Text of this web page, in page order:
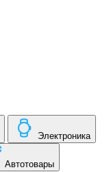
Электроника
Автотовары